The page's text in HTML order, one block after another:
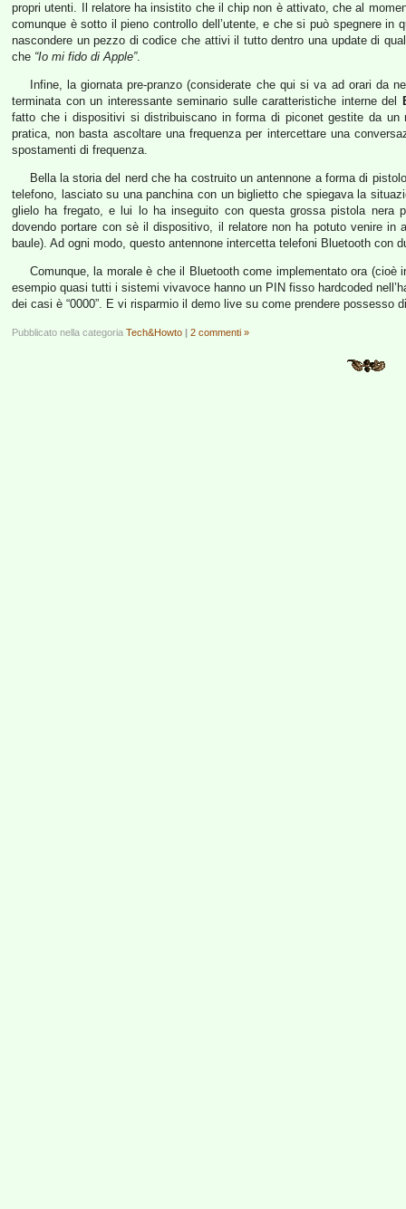
propri utenti. Il relatore ha insistito che il chip non è attivato, che al
comunque è sotto il pieno controllo dell’utente, e che si può spegnere
nascondere un pezzo di codice che attivi il tutto dentro una update di
che “Io mi fido di Apple”.
Infine, la giornata pre-pranzo (considerate che qui si va ad orari da
terminata con un interessante seminario sulle caratteristiche interne del
fatto che i dispositivi si distribuiscano in forma di piconet gestite da
pratica, non basta ascoltare una frequenza per intercettare una
spostamenti di frequenza.
Bella la storia del nerd che ha costruito un antennone a forma di
telefono, lasciato su una panchina con un biglietto che spiegava la
glielo ha fregato, e lui lo ha inseguito con questa grossa pistola nera
dovendo portare con sè il dispositivo, il relatore non ha potuto venire
baule). Ad ogni modo, questo antennone intercetta telefoni Bluetooth con
Comunque, la morale è che il Bluetooth come implementato ora
esempio quasi tutti i sistemi vivavoce hanno un PIN fisso hardcoded
dei casi è “0000”. E vi risparmio il demo live su come prendere possesso
Pubblicato nella categoria Tech&Howto | 2 commenti »